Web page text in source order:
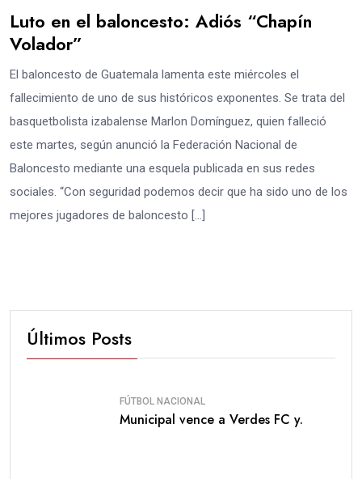
Luto en el baloncesto: Adiós “Chapín
Volador”
El baloncesto de Guatemala lamenta este miércoles el
fallecimiento de uno de sus históricos exponentes. Se trata del
basquetbolista izabalense Marlon Domínguez, quien falleció
este martes, según anunció la Federación Nacional de
Baloncesto mediante una esquela publicada en sus redes
sociales. “Con seguridad podemos decir que ha sido uno de los
mejores jugadores de baloncesto […]
Últimos Posts
FÚTBOL NACIONAL
Municipal vence a Verdes FC y.